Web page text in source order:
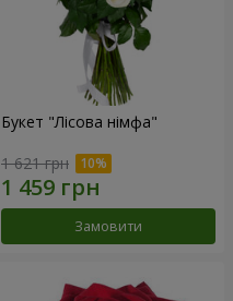
Букет "Лісова німфа"
1 621 грн
Замовити